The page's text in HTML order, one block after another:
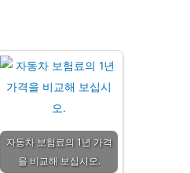
자동차 보험료의 1년 가격
을 비교해 보십시오.